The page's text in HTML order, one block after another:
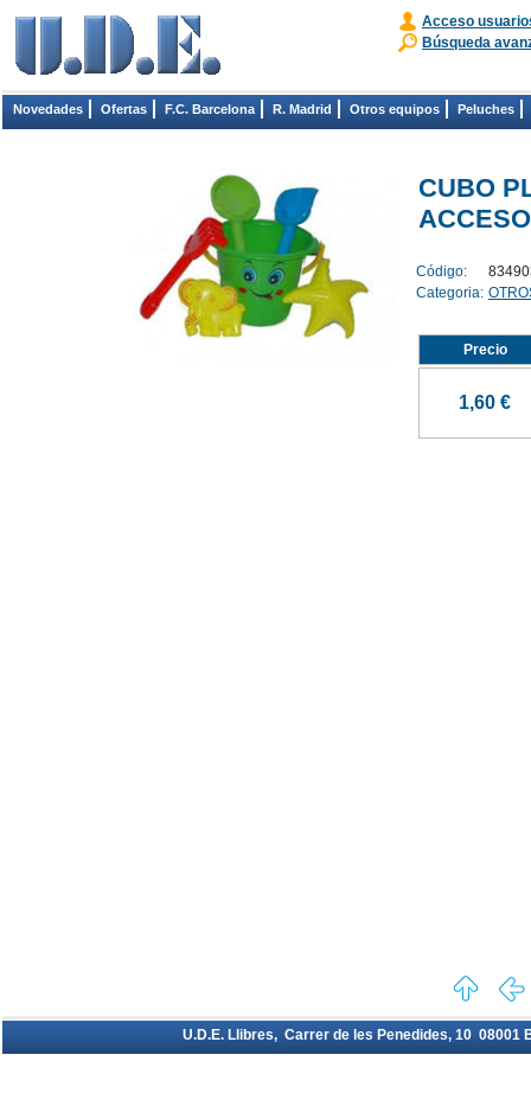
Acceso
Búsqueda
Novedades Ofertas F.C. Barcelona R. Madrid Otros equipos Peluches
CUBO
Código:
Categoria:
Precio
1,60 €
U.D.E. Llibres, Carrer de les Penedides, 10 08001